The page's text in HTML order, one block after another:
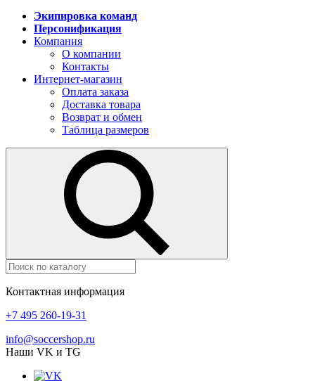
Экипировка команд
Персонификация
Компания
О компании
Контакты
Интернет-магазин
Оплата заказа
Доставка товара
Возврат и обмен
Таблица размеров
Контактная информация
+7 495 260-19-31
info@soccershop.ru
Наши VK и TG